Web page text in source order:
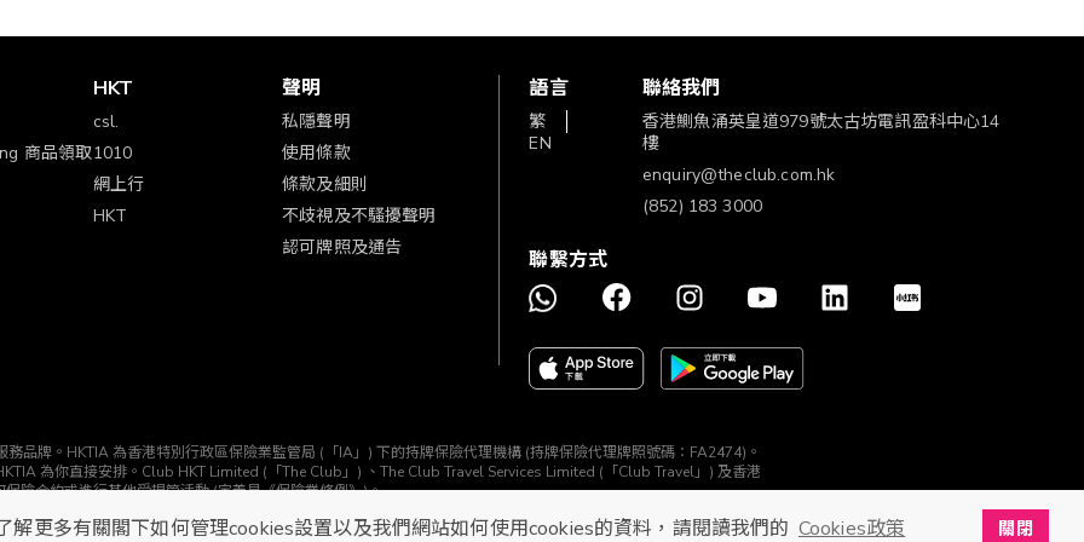
更多有關閣下如何管理cookies設置以及我們網站如何使用cookies的資料，請閱讀我們的 Cookies政策 關閉
商品領取
HKT
csl.
1010
網上行
HKT
聲明
私隱聲明
使用條款
條款及細則
不歧視及不騷擾聲明
認可牌照及通告
語言
繁
EN
聯絡我們
香港鰂魚涌英皇道979號太古坊電訊盈科中心14
樓
enquiry@theclub.com.hk
(852) 183 3000
聯繫方式
品牌。HKTIA 為香港特別行政區保險業監管局 (「IA」) 下的持牌保險代理機構 (持牌保險代理牌照號碼：FA2474)。
為你直接安排。Club HKT Limited (「The Club」) 、The Club Travel Services Limited (「Club Travel」) 及香港
險合約或進行其他受規管活動 (定義見《保險業條例》)。